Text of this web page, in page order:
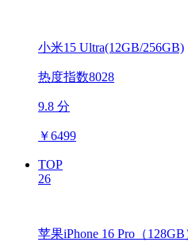
小米15 Ultra(12GB/256GB)
热度指数8028
9.8 分
￥6499
TOP
26
苹果iPhone 16 Pro（128GB